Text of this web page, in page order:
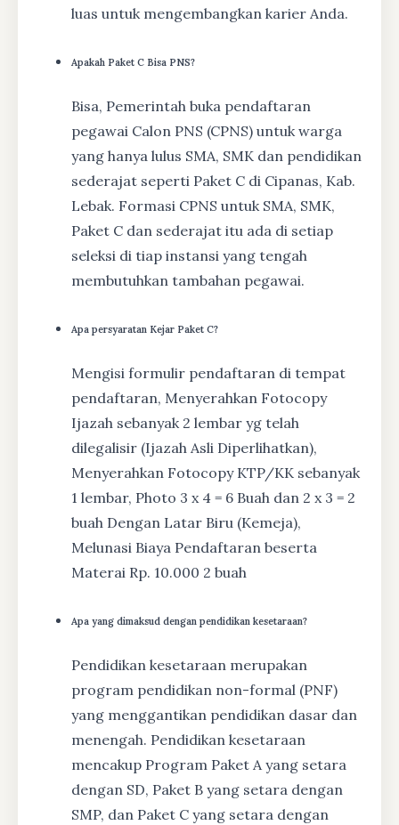
luas untuk mengembangkan karier Anda.
Apakah Paket C Bisa PNS?
Bisa, Pemerintah buka pendaftaran
pegawai Calon PNS (CPNS) untuk warga
yang hanya lulus SMA, SMK dan pendidikan
sederajat seperti Paket C di Cipanas, Kab.
Lebak. Formasi CPNS untuk SMA, SMK,
Paket C dan sederajat itu ada di setiap
seleksi di tiap instansi yang tengah
membutuhkan tambahan pegawai.
Apa persyaratan Kejar Paket C?
Mengisi formulir pendaftaran di tempat
pendaftaran, Menyerahkan Fotocopy
Ijazah sebanyak 2 lembar yg telah
dilegalisir (Ijazah Asli Diperlihatkan),
Menyerahkan Fotocopy KTP/KK sebanyak
1 lembar, Photo 3 x 4 = 6 Buah dan 2 x 3 = 2
buah Dengan Latar Biru (Kemeja),
Melunasi Biaya Pendaftaran beserta
Materai Rp. 10.000 2 buah
Apa yang dimaksud dengan pendidikan kesetaraan?
Pendidikan kesetaraan merupakan
program pendidikan non-formal (PNF)
yang menggantikan pendidikan dasar dan
menengah. Pendidikan kesetaraan
mencakup Program Paket A yang setara
dengan SD, Paket B yang setara dengan
SMP, dan Paket C yang setara dengan